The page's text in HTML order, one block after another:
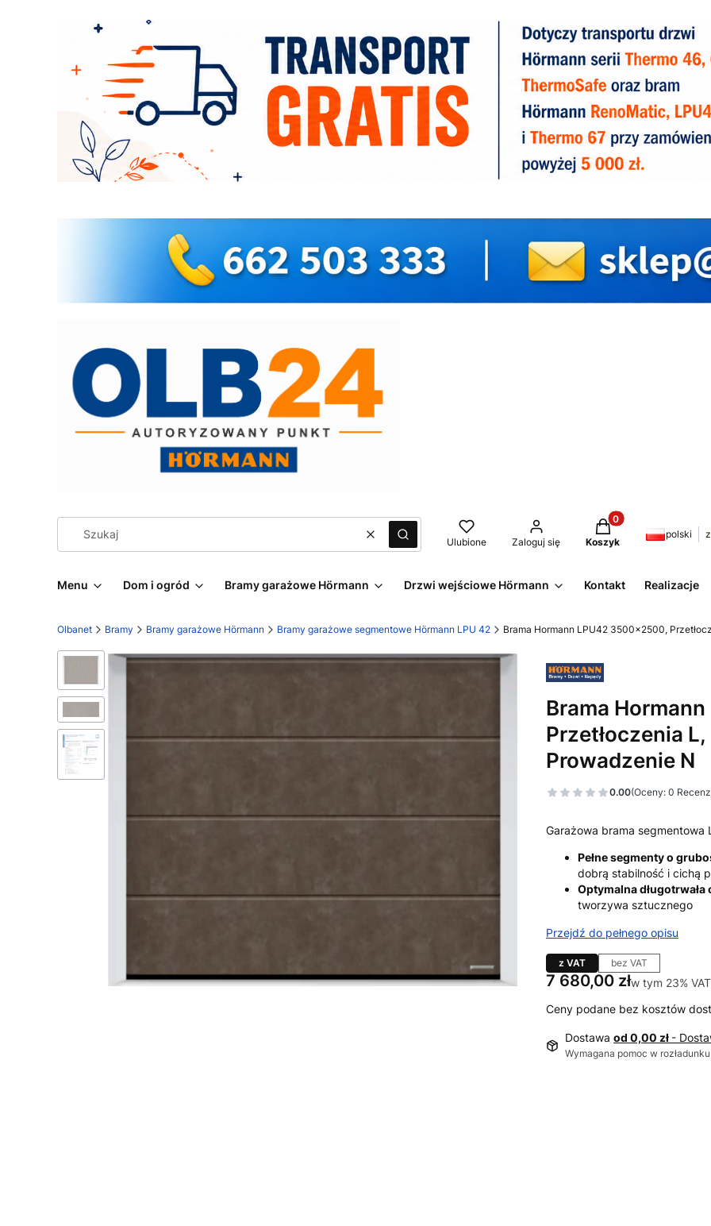
WyczyśćSzukaj Ulubione Zaloguj się
Produkty w
Koszyk
polski
Menu Dom i ogród Bramy garażowe Hörmann Drzwi wejściowe Hörmann Kontakt Realizacje
Olbanet Bramy Bramy garażowe Hörmann Bramy garażowe segmentowe Hörmann LPU 42 Brama Hormann LPU42 3500x2500,
Brama
Przetłoczenia
Prowadzenie N
0.00(Oceny: 0
Garażowa brama segmentowa
Pełne segmenty o
dobrą stabilność i cichą
Optymalna długotrwała
tworzywa sztucznego
Przejdź do pełnego opisu
z VAT bez VAT
Cena
7 680,00 złw tym 23% VAT
w tym 23% VAT
Ceny podane bez kosztów
Dostawa od 0,00 zł -
Wymagana pomoc w